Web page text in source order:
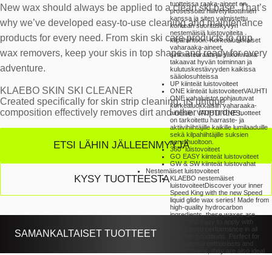
tuotteissa raaka-aineet on
prosessoitu hiilivetyliuottimien
kanssa ja siten valmistettu
korkean suorituskyvyn
nestemäisiä luistovoiteita
kilpahiihtoon. Korkealuokkaiset
vaharaaka-aineet,
sinkkistearaatti ja silikonivaha
takaavat hyvän toiminnan ja
kulutuskestävyyden kaikissa
sääolosuhteissa
UP kiinteät luistovoiteet
ONE kiinteät luistovoiteetVAUHTI
ONE vahaluistot pohjautuvat
korkealuokkaisiin vaharaaka-
aineisiin. VAUHTI ONE tuotteet
on tarkoitettu harraste- ja
aktiivihiihtäjille kaikille lumilaaduille
sekä kilpahiihtäjille suksien
perushuoltoon.
360° luistovoiteet
GO EASY kiinteät luistovoiteet
GW & SW kiinteät luistovahat
Nestemäiset luistovoiteet
KLAEBO nestemäiset
luistovoiteetDiscover your inner
Speed King with the new Speed
liquid glide wax series! Made from
high-quality hydrocarbon
ingredients, these waxes are
quick and easy to apply with
guaranteed performance in all
weather conditions. Perfect for
recreational enthusiasts and
active skiers, they are also ideal
New wax should always be applied to a clean ski base. That’s
why we’ve developed easy-to-use cleaning and maintenance
products for every need. From skin ski care products to grip
wax removers, keep your skis in top shape and ready for every
adventure.
KLAEBO SKIN SKI CLEANER
Created specifically for skin strip cleaning, its unique
composition effectively removes dirt and other impurities.
ETSI LÄHIN JÄLLEENMYYJÄ
KYSY TUOTTEESTA
SAMANKALTAISET TUOTTEET